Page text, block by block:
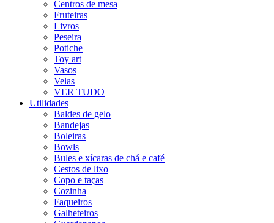
Centros de mesa
Fruteiras
Livros
Peseira
Potiche
Toy art
Vasos
Velas
VER TUDO
Utilidades
Baldes de gelo
Bandejas
Boleiras
Bowls
Bules e xícaras de chá e café
Cestos de lixo
Copo e taças
Cozinha
Faqueiros
Galheteiros